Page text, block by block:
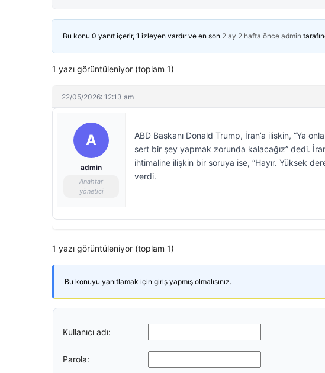
Bu konu 0 yanıt içerir, 1 izleyen vardır ve en son 2 ay 2 hafta önce admin
1 yazı görüntüleniyor (toplam 1)
22/05/2026: 12:13 am
A
admin
Anahtar
yönetici
ABD Başkanı Donald Trump, İran’a ilişkin, “Ya
sert bir şey yapmak zorunda kalacağız” dedi.
ihtimaline ilişkin bir soruya ise, “Hayır. Yüksek
verdi.
1 yazı görüntüleniyor (toplam 1)
Bu konuyu yanıtlamak için giriş yapmış olmalısınız.
Kullanıcı adı:
Parola: